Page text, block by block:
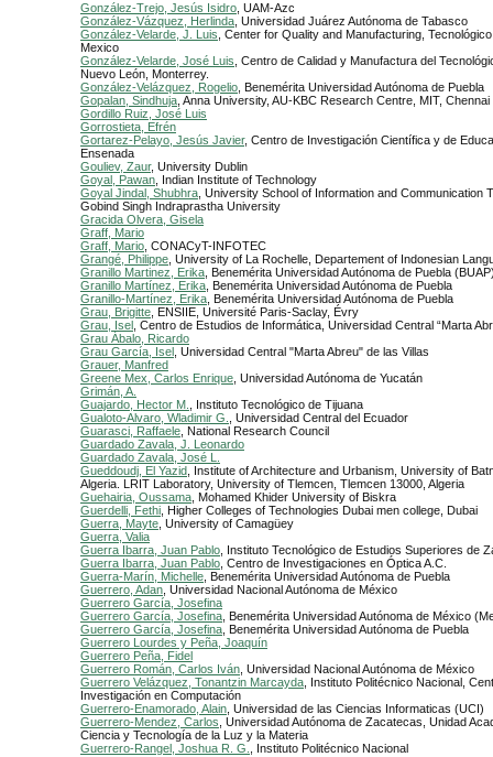
González-Trejo, Jesús Isidro , UAM-Azc
González-Vázquez, Herlinda , Universidad Juárez Autónoma de Tabasco
González-Velarde, J. Luis , Center for Quality and Manufacturing,
Mexico
González-Velarde, José Luis , Centro de Calidad y Manufactura del
Nuevo León, Monterrey.
González-Velázquez, Rogelio , Benemérita Universidad Autónoma de Puebla
Gopalan, Sindhuja , Anna University, AU-KBC Research Centre, MIT, Chennai
Gordillo Ruiz, José Luis
Gorrostieta, Efrén
Gortarez-Pelayo, Jesús Javier, Centro de Investigación Científica y de
Ensenada
Gouliev, Zaur, University Dublin
Goyal, Pawan , Indian Institute of Technology
Goyal Jindal, Shubhra , University School of Information and Communication
Gobind Singh Indraprastha University
Gracida Olvera, Gisela
Graff, Mario
Graff, Mario , CONACyT-INFOTEC
Grangé, Philippe , University of La Rochelle, Departement of Indonesian
Granillo Martinez, Erika , Benemérita Universidad Autónoma de Puebla
Granillo Martínez, Erika , Benemérita Universidad Autónoma de Puebla
Granillo-Martínez, Erika , Benemérita Universidad Autónoma de Puebla
Grau, Brigitte , ENSIIE, Université Paris-Saclay, Évry
Grau, Isel
, Centro de Estudios de Informática, Universidad Central “Marta
Grau Ábalo, Ricardo
Grau García, Isel
, Universidad Central "Marta Abreu" de las Villas
Grauer, Manfred
Greene Mex, Carlos Enrique , Universidad Autónoma de Yucatán
Grimán, A.
Guajardo, Hector M.
, Instituto Tecnológico de Tijuana
Gualoto-Alvaro, Wladimir G.
, Universidad Central del Ecuador
Guarasci, Raffaele , National Research Council
Guardado Zavala, J. Leonardo
Guardado Zavala, José L.
Gueddoudj, El Yazid , Institute of Architecture and Urbanism, University of
Algeria. LRIT Laboratory, University of Tlemcen, Tlemcen 13000, Algeria
Guehairia, Oussama , Mohamed Khider University of Biskra
Guerdelli, Fethi , Higher Colleges of Technologies Dubai men college, Dubai
Guerra, Mayte , University of Camagüey
Guerra, Valia
Guerra Ibarra, Juan Pablo , Instituto Tecnológico de Estudios Superiores de
Guerra Ibarra, Juan Pablo , Centro de Investigaciones en Óptica A.C.
Guerra-Marín, Michelle , Benemérita Universidad Autónoma de Puebla
Guerrero, Adan , Universidad Nacional Autónoma de México
Guerrero García, Josefina
Guerrero García, Josefina , Benemérita Universidad Autónoma de México
Guerrero García, Josefina , Benemérita Universidad Autónoma de Puebla
Guerrero Lourdes y Peña, Joaquín
Guerrero Peña, Fidel
Guerrero Román, Carlos Iván , Universidad Nacional Autónoma de México
Guerrero Velázquez, Tonantzin Marcayda , Instituto Politécnico Nacional,
Investigación en Computación
Guerrero-Enamorado, Alain , Universidad de las Ciencias Informaticas (UCI)
Guerrero-Mendez, Carlos , Universidad Autónoma de Zacatecas, Unidad
Ciencia y Tecnología de la Luz y la Materia
Guerrero-Rangel, Joshua R. G.
, Instituto Politécnico Nacional